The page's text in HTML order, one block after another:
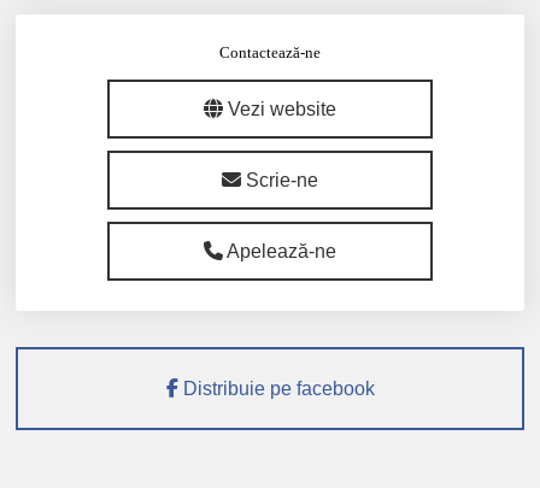
Contactează-ne
Vezi website
Scrie-ne
Apelează-ne
Distribuie pe facebook